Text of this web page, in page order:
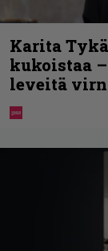
Karita
kukoistaa
leveitä